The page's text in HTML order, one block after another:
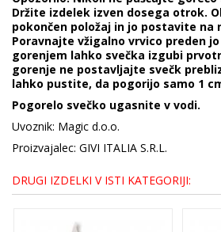
Držite izdelek izven dosega otrok.
pokončen položaj in jo postavite na
Poravnajte vžigalno vrvico preden
gorenjem lahko svečka izgubi
gorenje ne postavljajte svečk
lahko pustite, da pogorijo samo 1
Pogorelo svečko ugasnite v vodi.
Uvoznik: Magic d.o.o.
Proizvajalec: GIVI ITALIA S.R.L.
DRUGI IZDELKI V ISTI KATEGORIJI: